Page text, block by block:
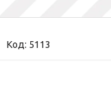
Код: 5113